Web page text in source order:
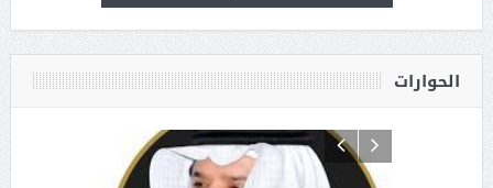
الحوارات